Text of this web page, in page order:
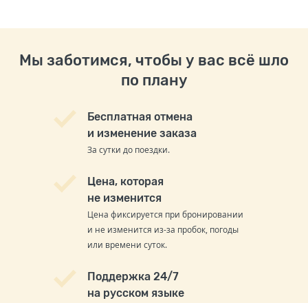
Мы заботимся, чтобы у вас всё шло
по плану
Бесплатная отмена
и изменение заказа
За сутки до поездки.
Цена, которая
не изменится
Цена фиксируется при бронировании
и не изменится из-за пробок, погоды
или времени суток.
Поддержка 24/7
на русском языке